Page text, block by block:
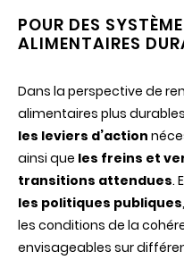
POUR DES
ALIMENTAIRES
Dans la perspective de
alimentaires plus
les leviers d’action
ainsi que les freins et
transitions attendues.
les politiques publiques
les conditions de la
envisageables sur